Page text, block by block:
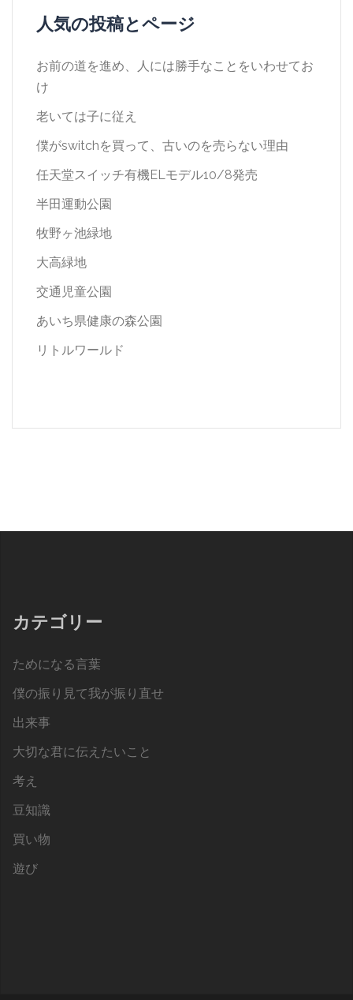
人気の投稿とページ
お前の道を進め、人には勝手なことをいわせてお
け
老いては子に従え
僕がswitchを買って、古いのを売らない理由
任天堂スイッチ有機ELモデル10/8発売
半田運動公園
牧野ヶ池緑地
大高緑地
交通児童公園
あいち県健康の森公園
リトルワールド
カテゴリー
ためになる言葉
僕の振り見て我が振り直せ
出来事
大切な君に伝えたいこと
考え
豆知識
買い物
遊び